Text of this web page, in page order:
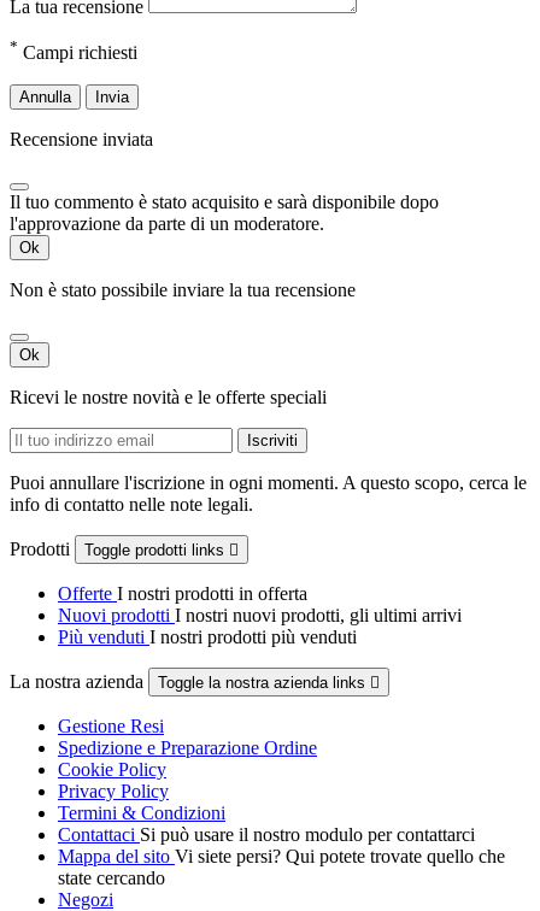
La tua recensione
* Campi richiesti
Annulla Invia
Recensione inviata
Il tuo commento è stato acquisito e sarà disponibile dopo
l'approvazione da parte di un moderatore.
Ok
Non è stato possibile inviare la tua recensione
Ok
Ricevi le nostre novità e le offerte speciali
Puoi annullare l'iscrizione in ogni momenti. A questo scopo, cerca le
info di contatto nelle note legali.
Prodotti Toggle prodotti links 
Offerte I nostri prodotti in offerta
Nuovi prodotti I nostri nuovi prodotti, gli ultimi arrivi
Più venduti I nostri prodotti più venduti
La nostra azienda Toggle la nostra azienda links 
Gestione Resi
Spedizione e Preparazione Ordine
Cookie Policy
Privacy Policy
Termini & Condizioni
Contattaci Si può usare il nostro modulo per contattarci
Mappa del sito Vi siete persi? Qui potete trovate quello che
state cercando
Negozi